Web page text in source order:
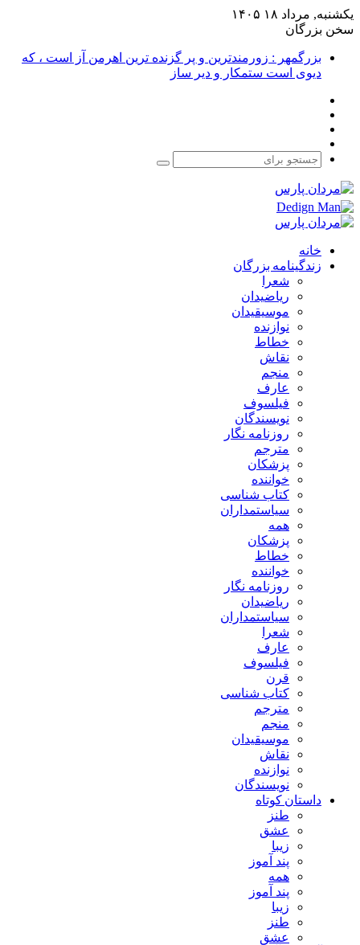
یکشنبه, مرداد ۱۸ ۱۴۰۵
سخن بزرگان
بزرگمهر : زورمندترین و پر گزنده ترین اهرمن آز است ، که
دیوی است ستمکار و دیر ساز
جستجو
خانه
زندگینامه بزرگان
شعرا
ریاضیدان
موسیقیدان
نوازنده
خطاط
نقاش
منجم
عارف
فیلسوف
نویسندگان
روزنامه نگار
مترجم
پزشکان
خواننده
کتاب شناسی
سیاستمداران
همه
پزشکان
خطاط
خواننده
روزنامه نگار
ریاضیدان
سیاستمداران
شعرا
عارف
فیلسوف
قرن
کتاب شناسی
مترجم
منجم
موسیقیدان
نقاش
نوازنده
نویسندگان
داستان کوتاه
طنز
عشق
زیبا
پند آموز
همه
پند آموز
زیبا
طنز
عشق